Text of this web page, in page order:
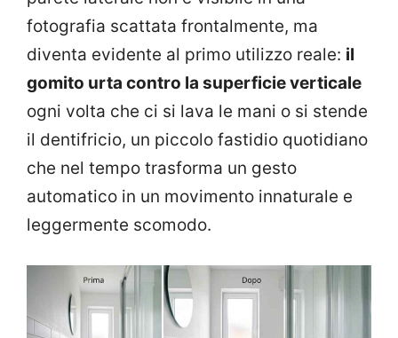
fotografia scattata frontalmente, ma
diventa evidente al primo utilizzo reale: il
gomito urta contro la superficie verticale
ogni volta che ci si lava le mani o si stende
il dentifricio, un piccolo fastidio quotidiano
che nel tempo trasforma un gesto
automatico in un movimento innaturale e
leggermente scomodo.